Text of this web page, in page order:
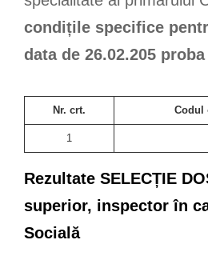
condițile specifice
data de 26.02.205
Nr. crt. Codul
1
Rezultate SELECȚIE
superior, inspector în
Socială